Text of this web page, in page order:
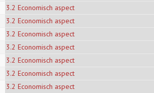
3.2 Economisch aspect
3.2 Economisch aspect
3.2 Economisch aspect
3.2 Economisch aspect
3.2 Economisch aspect
3.2 Economisch aspect
3.2 Economisch aspect